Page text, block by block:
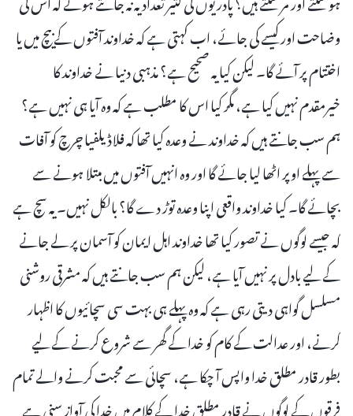
وضاحت اور کیسے کی جائے، اب کہتی ہے کہ خداوند آفتوں کے بیچ میں یا
اختتام پر آئے گا۔ لیکن کیا یہ صحیح ہے؟ مذہبی دنیا نے خداوند کا
خیرمقدم نہیں کیا ہے، مگر کیا اس کا مطلب ہے کہ وہ آیا ہی نہیں ہے؟
ہم سب جانتے ہیں کہ خداوند نے وعدہ کیا تھا کہ فلاڈیلفیا چرچ کو آفات
سے پہلے اوپر اٹھا لیا جائے گا اور وہ انہیں آفتوں میں مبتلا ہونے سے
بچائے گا۔ کیا خداوند واقعی اپنا وعدہ توڑ دے گا؟ بالکل نہیں۔ یہ سچ ہے
کہ جیسے لوگوں نے تصور کیا تھا خداوند اہل ایمان کو آسمان پر لے جانے
کے لیے بادل پر نہیں آیا ہے، لیکن ہم سب جانتے ہیں کہ مشرقی روشنی
مسلسل گواہی دیتی رہی ہے کہ وہ پہلے ہی بہت سی سچائیوں کا اظہار
کرنے، اور عدالت کے کام کو خدا کے گھر سے شروع کرنے کے لیے
بطور قادر مطلق خدا واپس آ چکا ہے، سچائی سے محبت کرنے والے تمام
فرقوں کے لوگوں نے قادر مطلق خدا کے کلام میں خدا کی آواز سنی ہے